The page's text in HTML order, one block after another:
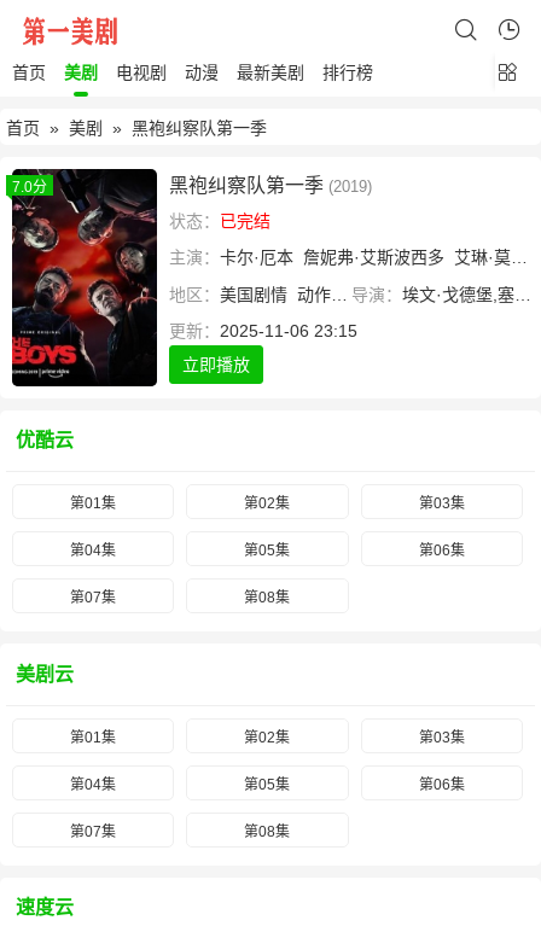
首页 美剧 电视剧 动漫 最新美剧 排行榜
首页 » 美剧 » 黑袍纠察队第一季
7.0分 黑袍纠察队第一季 (2019)
状态： 已完结
主演： 卡尔·厄本 詹妮弗·艾斯波西多
艾琳·莫里亚蒂
地区： 美国剧情 动作 科幻
导演： 埃文·戈德堡,塞斯·罗根,丹·特拉亨伯格
更新： 2025-11-06 23:15
立即播放
优酷云
第01集 第02集 第03集
第04集 第05集 第06集
第07集 第08集
美剧云
第01集 第02集 第03集
第04集 第05集 第06集
第07集 第08集
速度云